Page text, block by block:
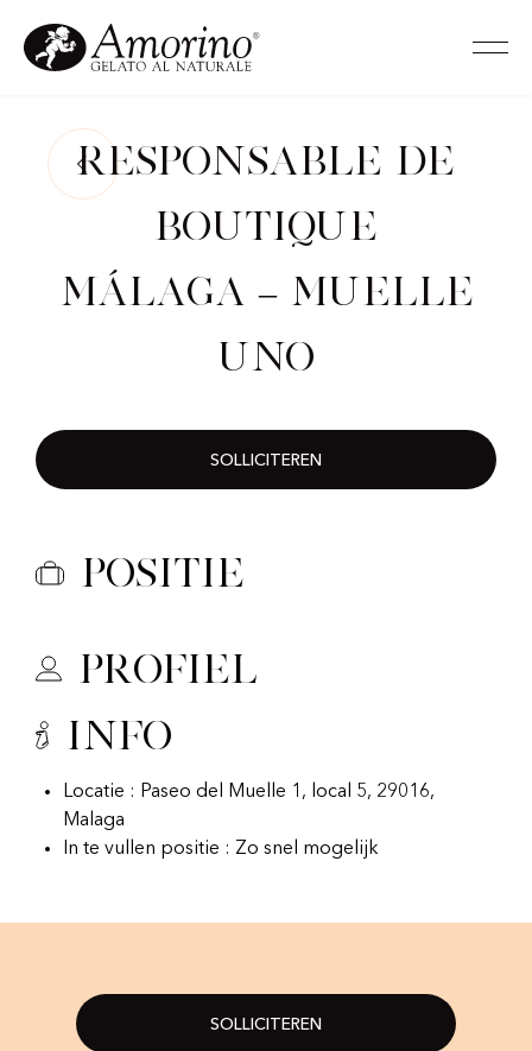
Responsable de
Boutique
Málaga – Muelle
Uno
SOLLICITEREN
Positie
Profiel
Info
Locatie : Paseo del Muelle 1, local 5, 29016,
Malaga
In te vullen positie : Zo snel mogelijk
SOLLICITEREN